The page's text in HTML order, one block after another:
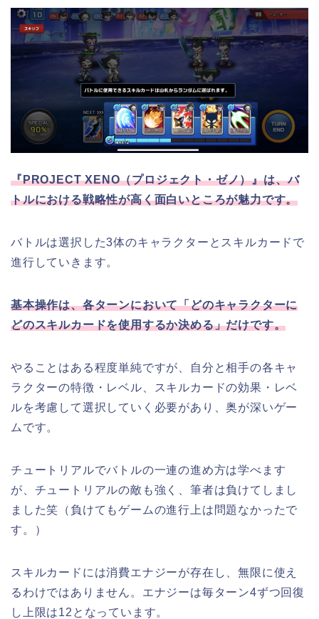
『PROJECT XENO（プロジェクト・ゼノ）』は、バ
トルにおける戦略性が高く面白いところが魅力です。
バトルは選択した3体のキャラクターとスキルカードで
進行していきます。
基本操作は、各ターンにおいて「どのキャラクターに
どのスキルカードを使用するか決める」だけです。
やることはある程度単純ですが、自分と相手の各キャ
ラクターの特徴・レベル、スキルカードの効果・レベ
ルを考慮して選択していく必要があり、奥が深いゲー
ムです。
チュートリアルでバトルの一連の進め方は学べます
が、チュートリアルの敵も強く、筆者は負けてしまし
ました笑（負けてもゲームの進行上は問題なかったで
す。）
スキルカードには消費エナジーが存在し、無限に使え
るわけではありません。エナジーは毎ターン4ずつ回復
し上限は12となっています。